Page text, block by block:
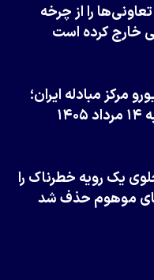
را از چرخه
خارج کرده است
مرکز مبادله ایران؛
یک رویه خطرناک را
موهوم حذف شد